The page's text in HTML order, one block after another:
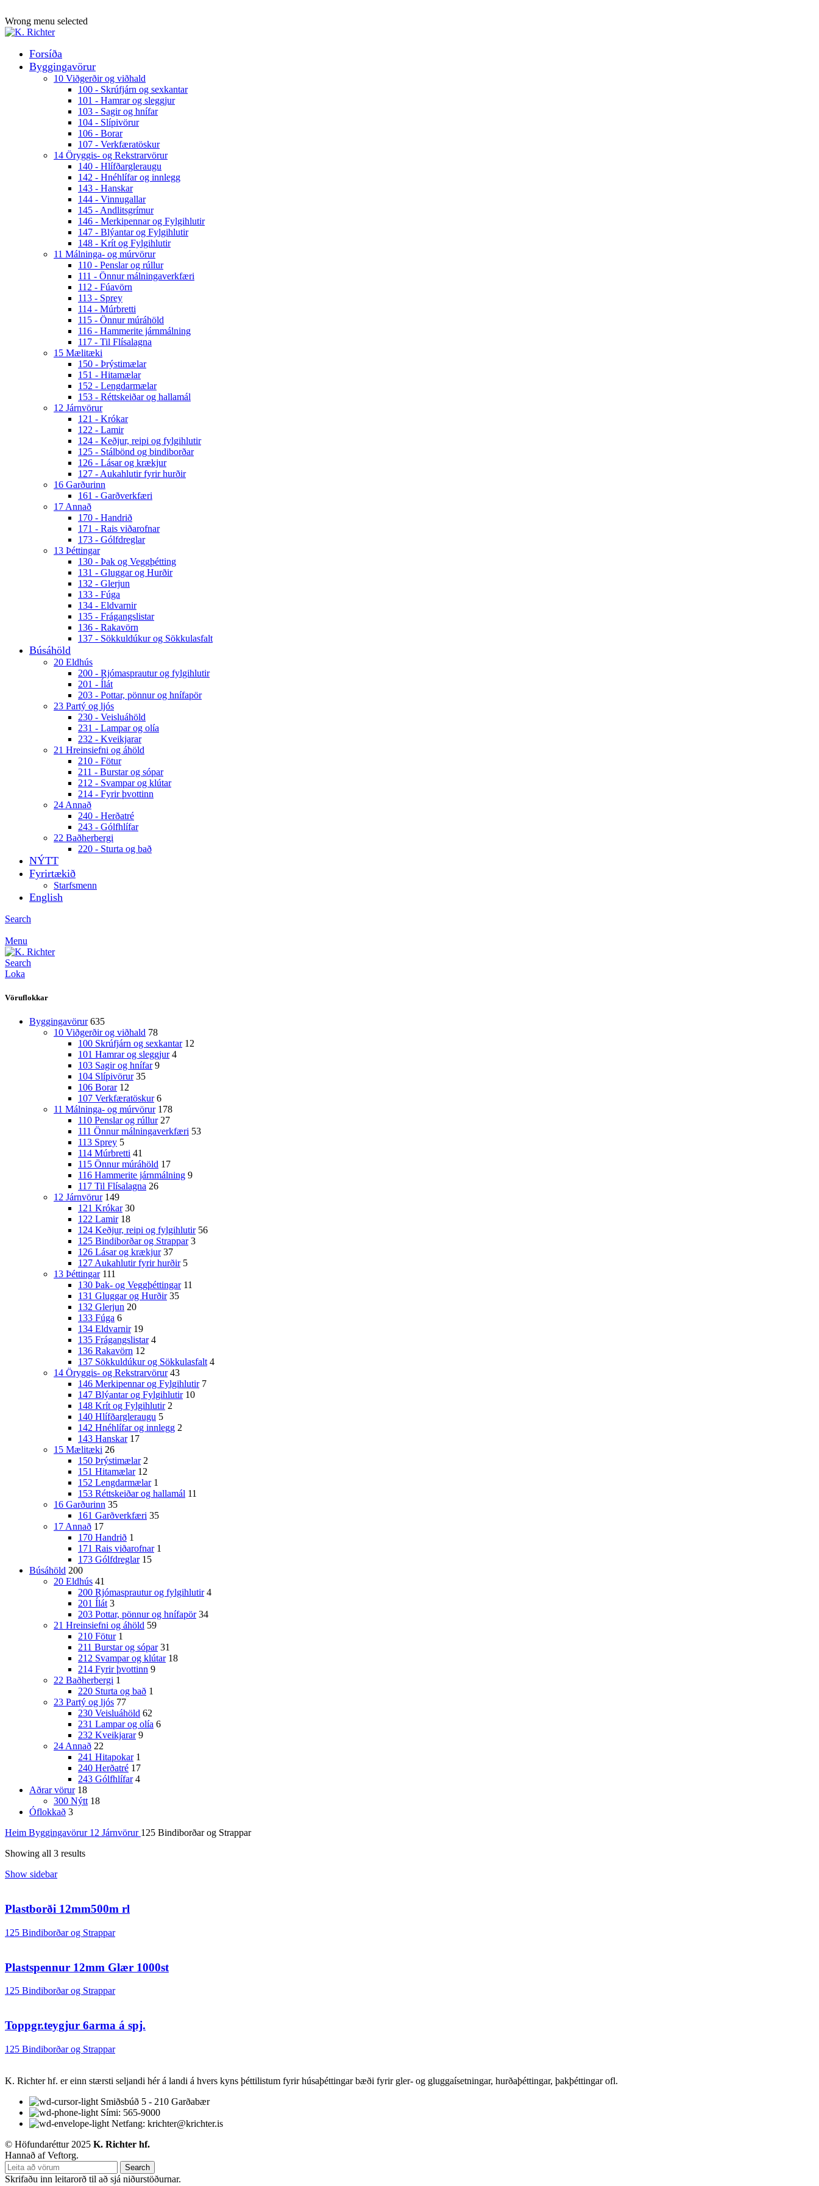
Wrong menu selected
Forsíða
Byggingavörur
10 Viðgerðir og viðhald
100 - Skrúfjárn og sexkantar
101 - Hamrar og sleggjur
103 - Sagir og hnífar
104 - Slípivörur
106 - Borar
107 - Verkfæratöskur
14 Öryggis- og Rekstrarvörur
140 - Hlífðargleraugu
142 - Hnéhlífar og innlegg
143 - Hanskar
144 - Vinnugallar
145 - Andlitsgrímur
146 - Merkipennar og Fylgihlutir
147 - Blýantar og Fylgihlutir
148 - Krít og Fylgihlutir
11 Málninga- og múrvörur
110 - Penslar og rúllur
111 - Önnur málningaverkfæri
112 - Fúavörn
113 - Sprey
114 - Múrbretti
115 - Önnur múráhöld
116 - Hammerite járnmálning
117 - Til Flísalagna
15 Mælitæki
150 - Þrýstimælar
151 - Hitamælar
152 - Lengdarmælar
153 - Réttskeiðar og hallamál
12 Járnvörur
121 - Krókar
122 - Lamir
124 - Keðjur, reipi og fylgihlutir
125 - Stálbönd og bindiborðar
126 - Lásar og krækjur
127 - Aukahlutir fyrir hurðir
16 Garðurinn
161 - Garðverkfæri
17 Annað
170 - Handrið
171 - Rais viðarofnar
173 - Gólfdreglar
13 Þéttingar
130 - Þak og Veggþétting
131 - Gluggar og Hurðir
132 - Glerjun
133 - Fúga
134 - Eldvarnir
135 - Frágangslistar
136 - Rakavörn
137 - Sökkuldúkur og Sökkulasfalt
Búsáhöld
20 Eldhús
200 - Rjómasprautur og fylgihlutir
201 - Ílát
203 - Pottar, pönnur og hnífapör
23 Partý og ljós
230 - Veisluáhöld
231 - Lampar og olía
232 - Kveikjarar
21 Hreinsiefni og áhöld
210 - Fötur
211 - Burstar og sópar
212 - Svampar og klútar
214 - Fyrir þvottinn
24 Annað
240 - Herðatré
243 - Gólfhlífar
22 Baðherbergi
220 - Sturta og bað
NÝTT
Fyrirtækið
Starfsmenn
English
Search
Menu
Search
Loka
Vöruflokkar
Byggingavörur 635
10 Viðgerðir og viðhald 78
100 Skrúfjárn og sexkantar 12
101 Hamrar og sleggjur 4
103 Sagir og hnífar 9
104 Slípivörur 35
106 Borar 12
107 Verkfæratöskur 6
11 Málninga- og múrvörur 178
110 Penslar og rúllur 27
111 Önnur málningaverkfæri 53
113 Sprey 5
114 Múrbretti 41
115 Önnur múráhöld 17
116 Hammerite járnmálning 9
117 Til Flísalagna 26
12 Járnvörur 149
121 Krókar 30
122 Lamir 18
124 Keðjur, reipi og fylgihlutir 56
125 Bindiborðar og Strappar 3
126 Lásar og krækjur 37
127 Aukahlutir fyrir hurðir 5
13 Þéttingar 111
130 Þak- og Veggþéttingar 11
131 Gluggar og Hurðir 35
132 Glerjun 20
133 Fúga 6
134 Eldvarnir 19
135 Frágangslistar 4
136 Rakavörn 12
137 Sökkuldúkur og Sökkulasfalt 4
14 Öryggis- og Rekstrarvörur 43
146 Merkipennar og Fylgihlutir 7
147 Blýantar og Fylgihlutir 10
148 Krít og Fylgihlutir 2
140 Hlífðargleraugu 5
142 Hnéhlífar og innlegg 2
143 Hanskar 17
15 Mælitæki 26
150 Þrýstimælar 2
151 Hitamælar 12
152 Lengdarmælar 1
153 Réttskeiðar og hallamál 11
16 Garðurinn 35
161 Garðverkfæri 35
17 Annað 17
170 Handrið 1
171 Rais viðarofnar 1
173 Gólfdreglar 15
Búsáhöld 200
20 Eldhús 41
200 Rjómasprautur og fylgihlutir 4
201 Ílát 3
203 Pottar, pönnur og hnífapör 34
21 Hreinsiefni og áhöld 59
210 Fötur 1
211 Burstar og sópar 31
212 Svampar og klútar 18
214 Fyrir þvottinn 9
22 Baðherbergi 1
220 Sturta og bað 1
23 Partý og ljós 77
230 Veisluáhöld 62
231 Lampar og olía 6
232 Kveikjarar 9
24 Annað 22
241 Hitapokar 1
240 Herðatré 17
243 Gólfhlífar 4
Aðrar vörur 18
300 Nýtt 18
Óflokkað 3
Heim Byggingavörur 12 Járnvörur 125 Bindiborðar og Strappar
Showing all 3 results
Show sidebar
Plastborði 12mm500m rl
125 Bindiborðar og Strappar
Plastspennur 12mm Glær 1000st
125 Bindiborðar og Strappar
Toppgr.teygjur 6arma á spj.
125 Bindiborðar og Strappar
K. Richter hf. er einn stærsti seljandi hér á landi á hvers kyns þéttilistum fyrir húsaþéttingar bæði fyrir gler- og gluggaísetningar, hurðaþéttingar, þakþéttingar ofl.
Smiðsbúð 5 - 210 Garðabær
Sími: 565-9000
Netfang: krichter@krichter.is
© Höfundaréttur 2025 K. Richter hf.
Hannað af Veftorg.
Search
Skrifaðu inn leitarorð til að sjá niðurstöðurnar.